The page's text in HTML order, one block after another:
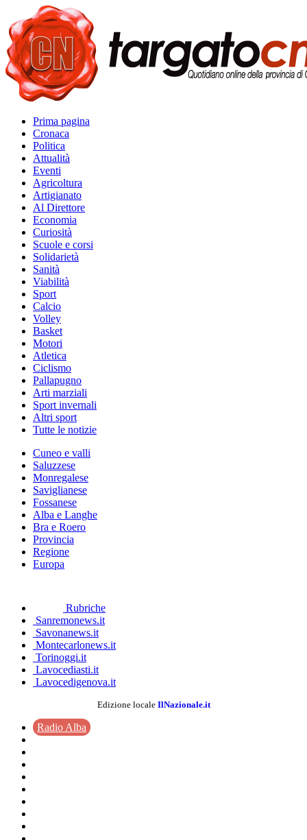
Prima pagina
Cronaca
Politica
Attualità
Eventi
Agricoltura
Artigianato
Al Direttore
Economia
Curiosità
Scuole e corsi
Solidarietà
Sanità
Viabilità
Sport
Calcio
Volley
Basket
Motori
Atletica
Ciclismo
Pallapugno
Arti marziali
Sport invernali
Altri sport
Tutte le notizie
Cuneo e valli
Saluzzese
Monregalese
Saviglianese
Fossanese
Alba e Langhe
Bra e Roero
Provincia
Regione
Europa
Rubriche
Sanremonews.it
Savonanews.it
Montecarlonews.it
Torinoggi.it
Lavocediasti.it
Lavocedigenova.it
Edizione locale IlNazionale.it
Radio Alba